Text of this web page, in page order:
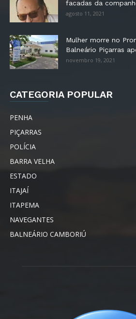
facadas da
agosto 11, 2021
Mulher morre no
Balneário Piçarras
novembro 19, 2021
CATEGORIA POPULAR
PENHA
PIÇARRAS
POLÍCIA
BARRA VELHA
ESTADO
ITAJAÍ
ITAPEMA
NAVEGANTES
BALNEÁRIO CAMBORIÚ